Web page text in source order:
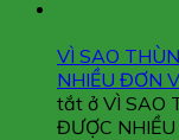
VÌ SAO
NHIỀU ĐƠN
tắt ở VÌ SAO
ĐƯỢC